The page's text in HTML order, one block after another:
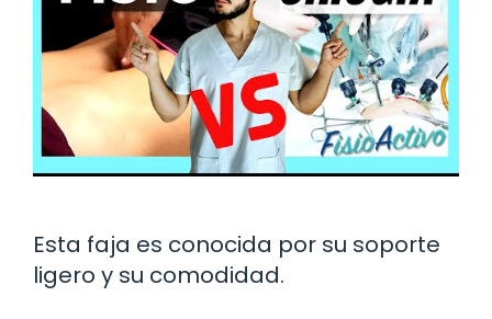
Esta faja es conocida por su soporte
ligero y su comodidad.